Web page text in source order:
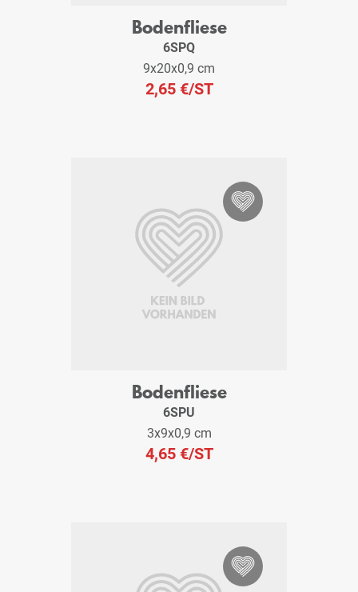
Bodenfliese
6SPQ
9x20x0,9 cm
2,65 €/ST
Bodenfliese
6SPU
3x9x0,9 cm
4,65 €/ST